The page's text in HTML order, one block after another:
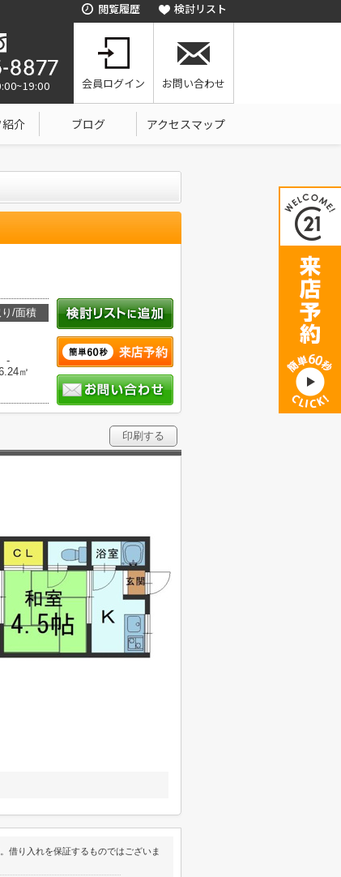
閲覧履歴 検討リスト
会員ログイン お問い合わせ
介 ブログ アクセスマップ
/面積
-
㎡
印刷する
借り入れを保証するものではございま